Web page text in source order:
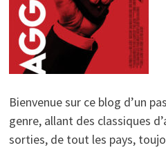
Bienvenue sur ce blog d’un
genre, allant des classiques
sorties, de tout les pays,